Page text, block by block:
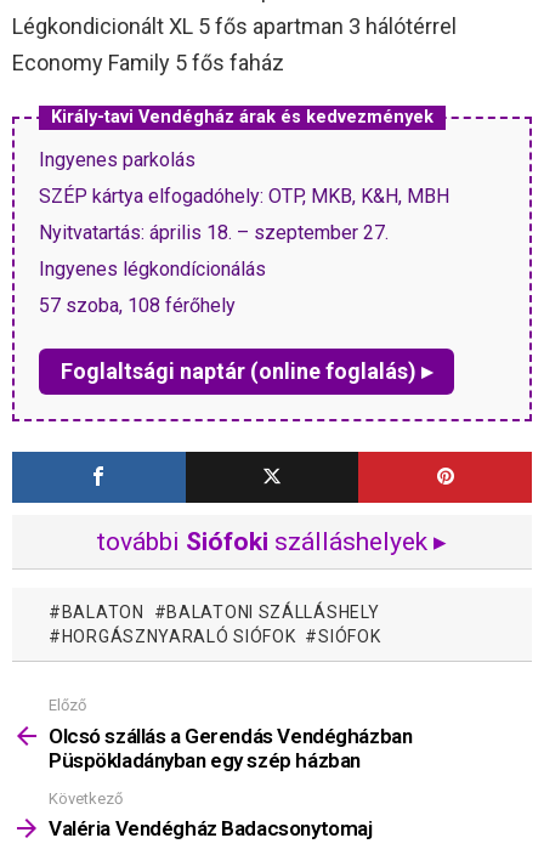
Légkondicionált XL 5 fős apartman 3 hálótérrel
Economy Family 5 fős faház
Király-tavi Vendégház árak és kedvezmények
Ingyenes parkolás
SZÉP kártya elfogadóhely: OTP, MKB, K&H, MBH
Nyitvatartás: április 18. – szeptember 27.
Ingyenes légkondícionálás
57 szoba, 108 férőhely
Foglaltsági naptár (online foglalás) ▸
további Siófoki szálláshelyek ▸
BALATON
BALATONI SZÁLLÁSHELY
HORGÁSZNYARALÓ SIÓFOK
SIÓFOK
Mutass
többet
Előző
Olcsó szállás a Gerendás Vendégházban
Püspökladányban egy szép házban
Következő
Valéria Vendégház Badacsonytomaj